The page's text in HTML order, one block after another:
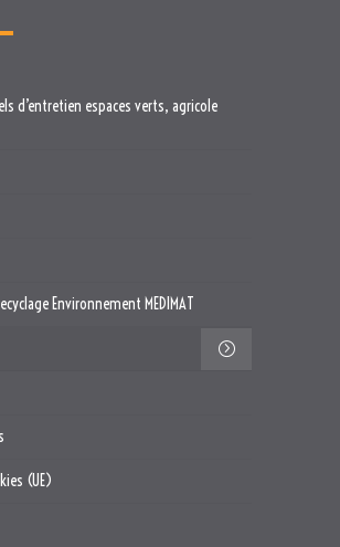
d’entretien espaces verts, agricole
Environnement MEDIMAT
(UE)